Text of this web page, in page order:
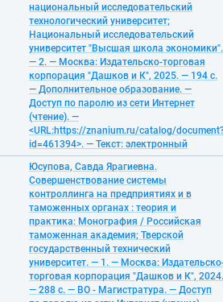
национальный исследовательский
технологический университет;
Национальный исследовательский
университет "Высшая школа экономики".
— 2. — Москва: Издательско-торговая
корпорация "Дашков и К", 2025. — 194 с.
— Дополнительное образование. —
Доступ по паролю из сети Интернет
(чтение). —
<URL:https://znanium.ru/catalog/
id=461394>. — Текст: электронный
Юсупова, Савда Ярагиевна.
Совершенствование системы
контроллинга на предприятиях и в
таможенных органах : теория и
практика: Монография / Российская
таможенная академия; Тверской
государственный технический
университет. — 1. — Москва:
торговая корпорация "Дашков и К", 2024.
— 288 с. — ВО - Магистратура. — Доступ